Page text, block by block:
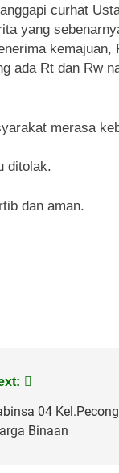
curhat
yang
ada Rt dan Rw
merasa
ditolak.
dan aman.
04
Binaan